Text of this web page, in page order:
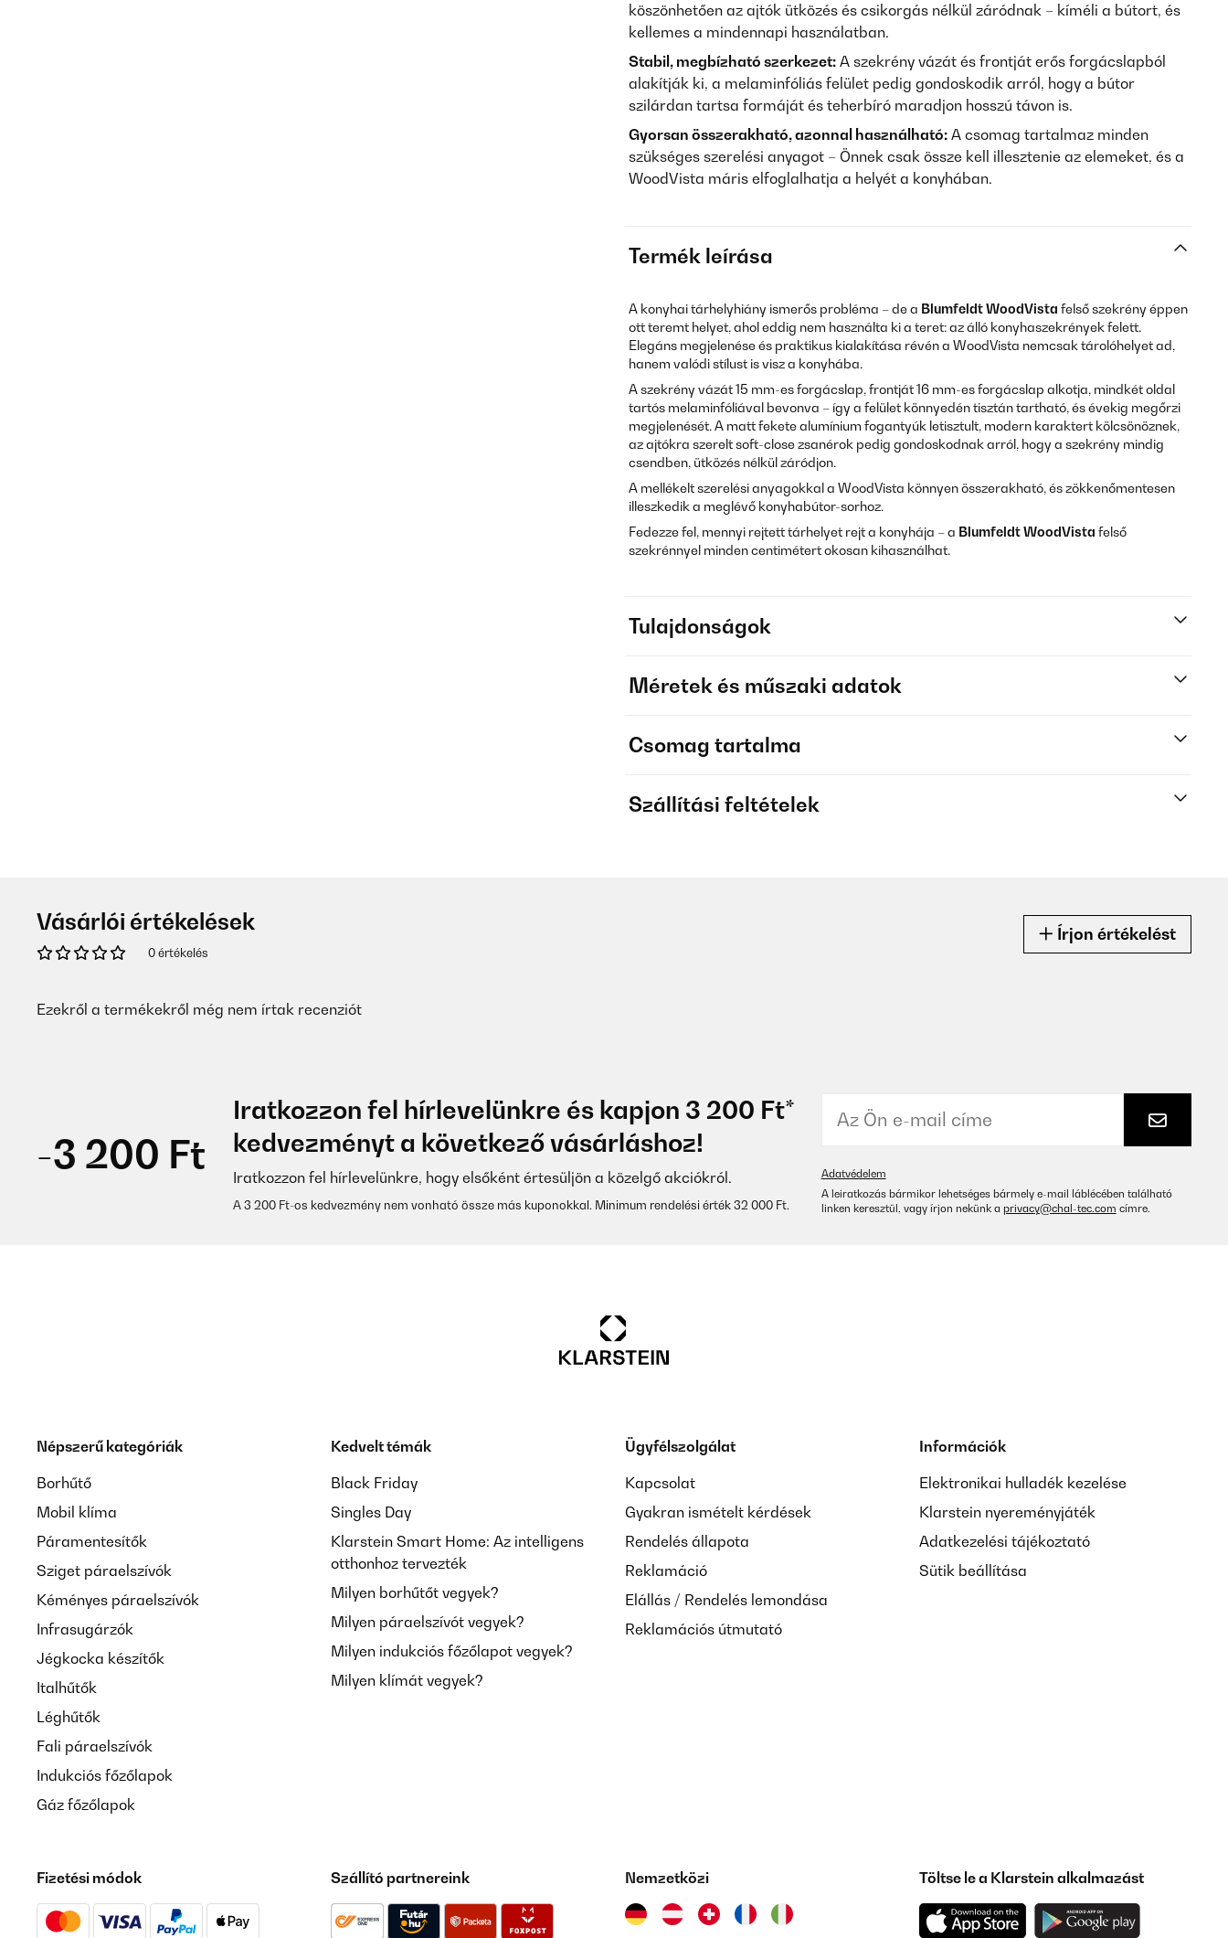
köszönhetően az ajtók ütközés és csikorgás nélkül záródnak – kíméli a bútort, és
kellemes a mindennapi használatban.
Stabil, megbízható szerkezet: A szekrény vázát és frontját erős forgácslapból
alakítják ki, a melaminfóliás felület pedig gondoskodik arról, hogy a bútor
szilárdan tartsa formáját és teherbíró maradjon hosszú távon is.
Gyorsan összerakható, azonnal használható: A csomag tartalmaz minden
szükséges szerelési anyagot – Önnek csak össze kell illesztenie az elemeket, és a
WoodVista máris elfoglalhatja a helyét a konyhában.
Termék leírása
A konyhai tárhelyhiány ismerős probléma – de a Blumfeldt WoodVista felső szekrény éppen
ott teremt helyet, ahol eddig nem használta ki a teret: az álló konyhaszekrények felett.
Elegáns megjelenése és praktikus kialakítása révén a WoodVista nemcsak tárolóhelyet ad,
hanem valódi stílust is visz a konyhába.
A szekrény vázát 15 mm-es forgácslap, frontját 16 mm-es forgácslap alkotja, mindkét oldal
tartós melaminfóliával bevonva – így a felület könnyedén tisztán tartható, és évekig megőrzi
megjelenését. A matt fekete alumínium fogantyúk letisztult, modern karaktert kölcsönöznek,
az ajtókra szerelt soft-close zsanérok pedig gondoskodnak arról, hogy a szekrény mindig
csendben, ütközés nélkül záródjon.
A mellékelt szerelési anyagokkal a WoodVista könnyen összerakható, és zökkenőmentesen
illeszkedik a meglévő konyhabútor-sorhoz.
Fedezze fel, mennyi rejtett tárhelyet rejt a konyhája – a Blumfeldt WoodVista felső
szekrénnyel minden centimétert okosan kihasználhat.
Tulajdonságok
Méretek és műszaki adatok
Csomag tartalma
Szállítási feltételek
Vásárlói értékelések
0 értékelés
Írjon értékelést
Ezekről a termékekről még nem írtak recenziót
-3 200 Ft
Iratkozzon fel hírlevelünkre és kapjon 3 200 Ft*
kedvezményt a következő vásárláshoz!
Iratkozzon fel hírlevelünkre, hogy elsőként értesüljön a közelgő akciókról.
A 3 200 Ft-os kedvezmény nem vonható össze más kuponokkal. Minimum rendelési érték 32 000 Ft.
Adatvédelem
A leiratkozás bármikor lehetséges bármely e-mail láblécében található
linken keresztül, vagy írjon nekünk a privacy@chal-tec.com címre.
Népszerű kategóriák
Borhűtő
Mobil klíma
Páramentesítők
Sziget páraelszívók
Kéményes páraelszívók
Infrasugárzók
Jégkocka készítők
Italhűtők
Léghűtők
Fali páraelszívók
Indukciós főzőlapok
Gáz főzőlapok
Kedvelt témák
Black Friday
Singles Day
Klarstein Smart Home: Az intelligens
otthonhoz tervezték
Milyen borhűtőt vegyek?
Milyen páraelszívót vegyek?
Milyen indukciós főzőlapot vegyek?
Milyen klímát vegyek?
Ügyfélszolgálat
Kapcsolat
Gyakran ismételt kérdések
Rendelés állapota
Reklamáció
Elállás / Rendelés lemondása
Reklamációs útmutató
Információk
Elektronikai hulladék kezelése
Klarstein nyereményjáték
Adatkezelési tájékoztató
Sütik beállítása
Fizetési módok Szállító partnereink Nemzetközi Töltse le a Klarstein alkalmazást